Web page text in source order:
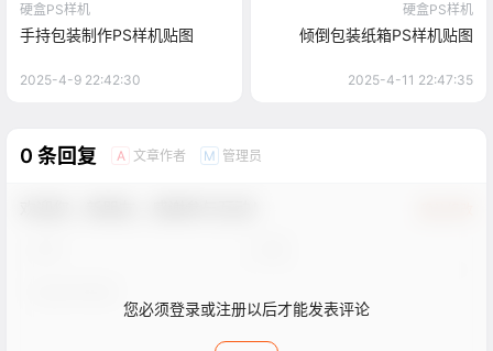
硬盒PS样机
手持包装制作PS样机贴图
2025-4-9 22:42:30
硬盒PS样机
倾倒包装纸箱PS样机贴图
2025-4-11 22:47:35
0 条回复 A 文章作者 M 管理员
您必须登录或注册以后才能发表评论